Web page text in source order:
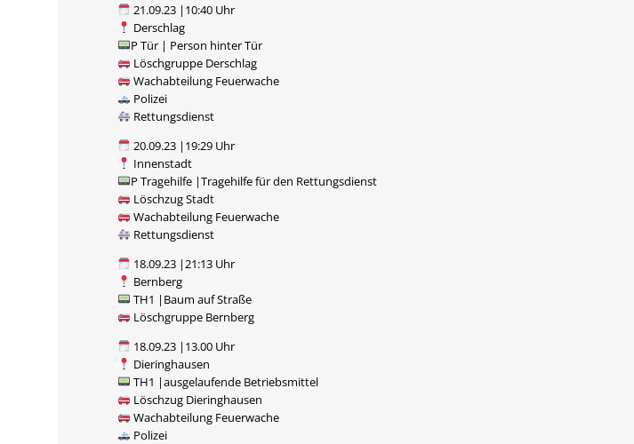
21.09.23 |10:40 Uhr
Derschlag
P Tür | Person hinter Tür
Löschgruppe Derschlag
Wachabteilung Feuerwache
Polizei
Rettungsdienst
20.09.23 |19:29 Uhr
Innenstadt
P Tragehilfe |Tragehilfe für den Rettungsdienst
Löschzug Stadt
Wachabteilung Feuerwache
Rettungsdienst
18.09.23 |21:13 Uhr
Bernberg
TH1 |Baum auf Straße
Löschgruppe Bernberg
18.09.23 |13.00 Uhr
Dieringhausen
TH1 |ausgelaufende Betriebsmittel
Löschzug Dieringhausen
Wachabteilung Feuerwache
Polizei